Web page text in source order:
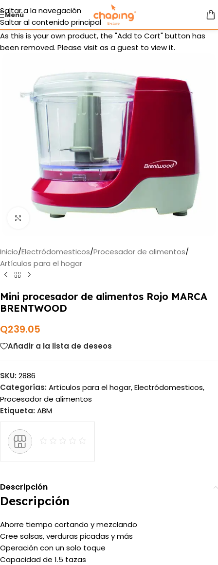
Saltar a la navegación
Saltar al contenido principal
Menú
As this is your own product, the "Add to Cart" button has
been removed. Please visit as a guest to view it.
Haga clic para ampliar
Inicio/Electródomesticos/Procesador de alimentos/
Artículos para el hogar
Mini procesador de alimentos Rojo MARCA
BRENTWOOD
Q239.05
Añadir a la lista de deseos
SKU: 2886
Categorías: Artículos para el hogar,Electródomesticos,
Procesador de alimentos
Etiqueta: ABM
Descripción
Descripción
Ahorre tiempo cortando y mezclando
Cree salsas, verduras picadas y más
Operación con un solo toque
Capacidad de 1.5 tazas